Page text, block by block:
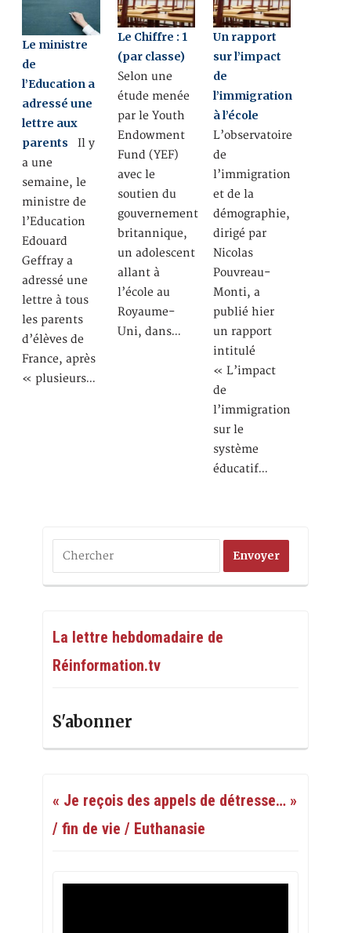
Le ministre
de
l’Education a
adressé une
lettre aux
parents Il y
a une
semaine, le
ministre de
l’Education
Edouard
Geffray a
adressé une
lettre à tous
les parents
d’élèves de
France, après
« plusieurs…
Le Chiffre : 1
(par classe)
Selon une
étude menée
par le Youth
Endowment
Fund (YEF)
avec le
soutien du
gouvernement
britannique,
un adolescent
allant à
l’école au
Royaume-
Uni, dans…
Un rapport
sur l’impact
de
l’immigration
à l’école
L’observatoire
de
l’immigration
et de la
démographie,
dirigé par
Nicolas
Pouvreau-
Monti, a
publié hier
un rapport
intitulé
« L’impact
de
l’immigration
sur le
système
éducatif…
La lettre hebdomadaire de
Réinformation.tv
S'abonner
« Je reçois des appels de détresse… »
/ fin de vie / Euthanasie